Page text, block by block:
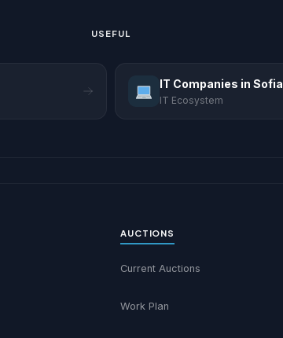
USEFUL
IT Companies in Sofia
IT Ecosystem
AUCTIONS
Current Auctions
Work Plan